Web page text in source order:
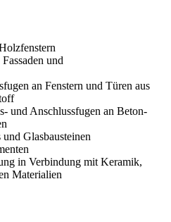
und
an Fenstern und Türen aus
und Anschlussfugen an Beton-
Glasbausteinen
in Verbindung mit Keramik,
Materialien